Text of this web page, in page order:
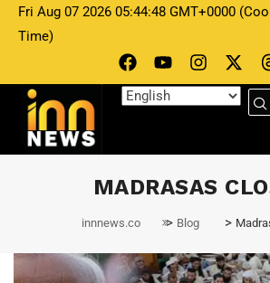
Fri Aug 07 2026 05:44:48 GMT+0000
Time)
MADRASAS
innnews.co > Blog >